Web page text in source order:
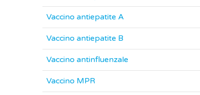
Vaccino antiepatite A
Vaccino antiepatite B
Vaccino antinfluenzale
Vaccino MPR